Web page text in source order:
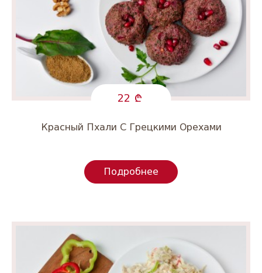
22
Красный Пхали С Грецкими Орехами
Подробнее